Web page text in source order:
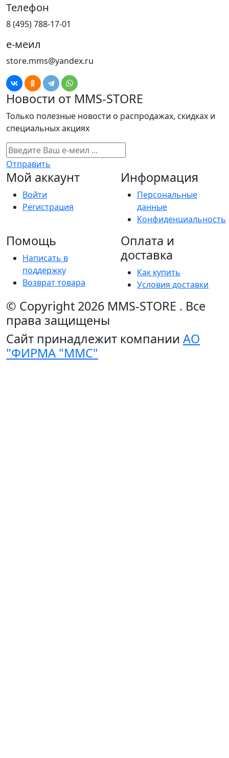
Телефон
8 (495) 788-17-01
е-меил
store.mms@yandex.ru
Новости от MMS-STORE
Только полезные новости о распродажах, скидках и
специальных акциях
Отправить
Мой аккаунт
Войти
Регистрация
Информация
Персональные
данные
Конфиденциальность
Помощь
Написать в
поддержку
Возврат товара
Оплата и
доставка
Как купить
Условия доставки
© Copyright 2026 MMS-STORE . Все
права защищены
Сайт принадлежит компании АО
"ФИРМА "ММС"